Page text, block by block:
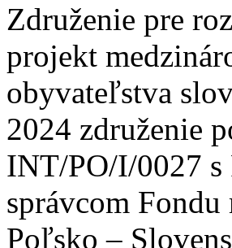
Združenie pre
projekt
obyvateľstva
2024 združenie
INT/PO/I/0027 s
správcom
Poľsko –